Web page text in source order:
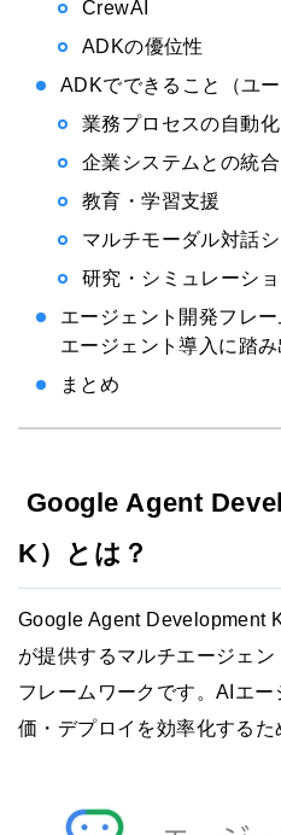
CrewAI
ADKの優位性
ADKでできること（ユー
業務プロセスの自動化
企業システムとの統合
教育・学習支援
マルチモーダル対話
研究・シミュレーシ
エージェント開発フレ
エージェント導入に踏
まとめ
Google Agent
K）とは？
Google Agent Development
が提供するマルチエージェ
フレームワークです。AIエ
価・デプロイを効率化するた